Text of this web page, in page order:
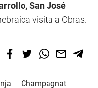
San José
visita a Obras.
Champagnat